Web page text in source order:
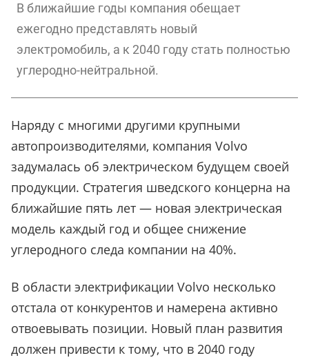
В ближайшие годы компания обещает
ежегодно представлять новый
электромобиль, а к 2040 году стать полностью
углеродно-нейтральной.
Наряду с многими другими крупными
автопроизводителями, компания Volvo
задумалась об электрическом будущем своей
продукции. Стратегия шведского концерна на
ближайшие пять лет — новая электрическая
модель каждый год и общее снижение
углеродного следа компании на 40%.
В области электрификации Volvo несколько
отстала от конкурентов и намерена активно
отвоевывать позиции. Новый план развития
должен привести к тому, что в 2040 году